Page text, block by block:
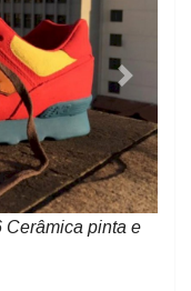
Feltro de lã
Next